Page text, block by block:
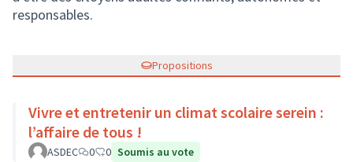
responsables.
Propositions
Vivre et entretenir un climat scolaire serein :
l’affaire de tous !
ASDEC 0 0 Soumis au vote